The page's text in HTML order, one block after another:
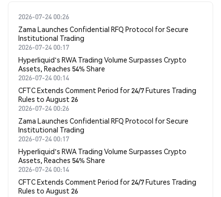
2026-07-24 00:26
Zama Launches Confidential RFQ Protocol for Secure
Institutional Trading
2026-07-24 00:17
Hyperliquid's RWA Trading Volume Surpasses Crypto
Assets, Reaches 54% Share
2026-07-24 00:14
CFTC Extends Comment Period for 24/7 Futures Trading
Rules to August 26
2026-07-24 00:26
Zama Launches Confidential RFQ Protocol for Secure
Institutional Trading
2026-07-24 00:17
Hyperliquid's RWA Trading Volume Surpasses Crypto
Assets, Reaches 54% Share
2026-07-24 00:14
CFTC Extends Comment Period for 24/7 Futures Trading
Rules to August 26